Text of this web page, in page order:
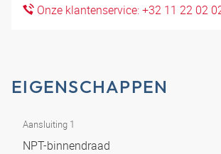
Onze klantenservice: +32 11 22 02
EIGENSCHAPPEN
Aansluiting 1
NPT-binnendraad